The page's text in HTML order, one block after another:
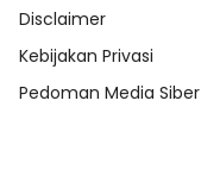
Disclaimer
Kebijakan Privasi
Pedoman Media Siber